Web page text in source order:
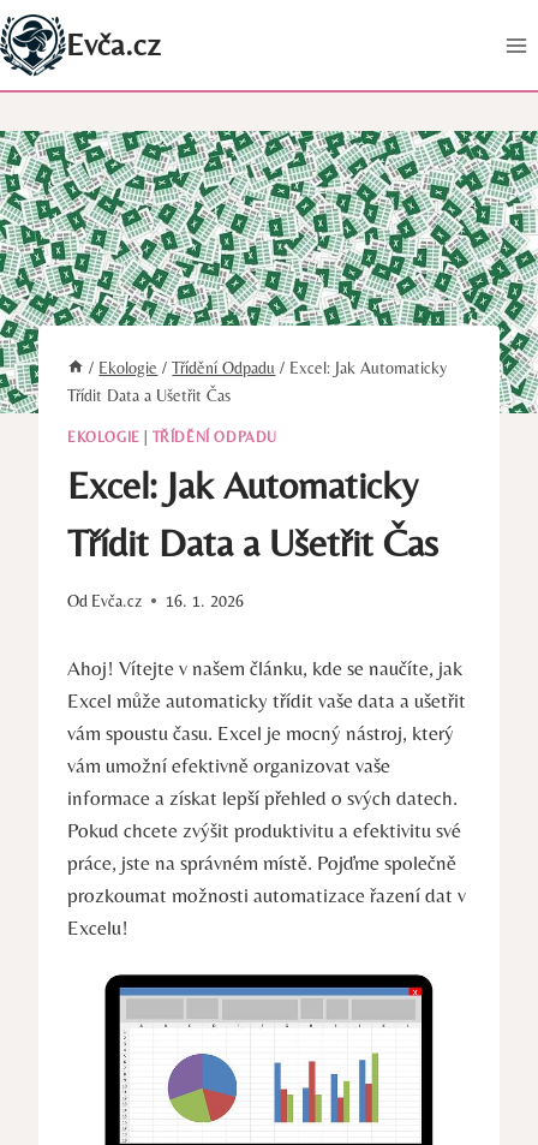
Přeskočit
na
obsah
Evča.cz
/ Ekologie / Třídění Odpadu / Excel: Jak Automaticky
Třídit Data a Ušetřit Čas
EKOLOGIE TŘÍDĚNÍ ODPADU
Excel: Jak Automaticky
Třídit Data a Ušetřit Čas
Od Evča.cz 16. 1. 2026
Ahoj! Vítejte v našem článku, kde se naučíte, jak
Excel může automaticky třídit vaše data a ušetřit
vám spoustu času. Excel je mocný nástroj, který
vám umožní efektivně organizovat vaše
informace a získat lepší přehled o svých datech.
Pokud chcete zvýšit produktivitu a efektivitu své
práce, jste na správném místě. Pojďme společně
prozkoumat možnosti automatizace řazení dat v
Excelu!